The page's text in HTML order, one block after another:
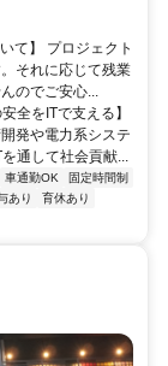
て】 プロジェクト
それに応じて残業
のでご安心...
全をITで支える】
発や電力系システ
通して社会貢献...
車通勤OK
固定時間制
あり
育休あり